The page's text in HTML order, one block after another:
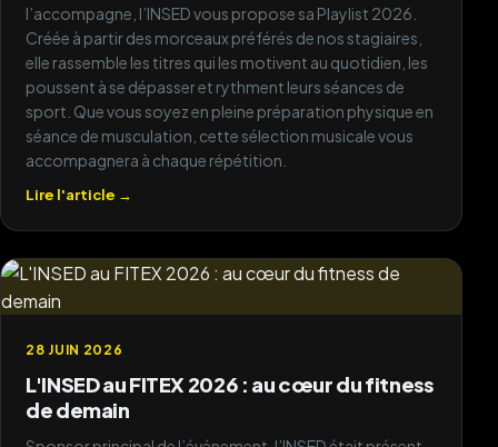
Super suivi tout au long du parcours,
financement CPF bien accompagné.
Contenu très complet pour le métier de
coach.
Julie P
INSED m'a donné les bases solides pour
coacher en toute confiance. Ambiance
Antoine L
l’accompagne, l’INSED vous propose sa Playlist 2026.
Créée à partir des morceaux préférés de nos stagiaires,
elle rassemble les titres qui les motivent au quotidien, les
poussent à se dépasser et rythment leurs séances de
sport. Que vous soyez en pleine préparation physique en
séance de musculation, cette sélection musicale vous
accompagnera à chaque répétition.
Lire l'article →
28 JUIN 2026
L'INSED au FITEX 2026 : au cœur du fitness
de demain